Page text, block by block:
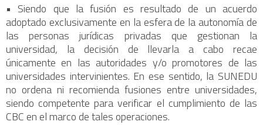
• Siendo que la fusión es resultado de un acuerdo
adoptado exclusivamente en la esfera de la autonomía de
las personas jurídicas privadas que gestionan la
universidad, la decisión de llevarla a cabo recae
únicamente en las autoridades y/o promotores de las
universidades intervinientes. En ese sentido, la SUNEDU
no ordena ni recomienda fusiones entre universidades,
siendo competente para verificar el cumplimiento de las
CBC en el marco de tales operaciones.